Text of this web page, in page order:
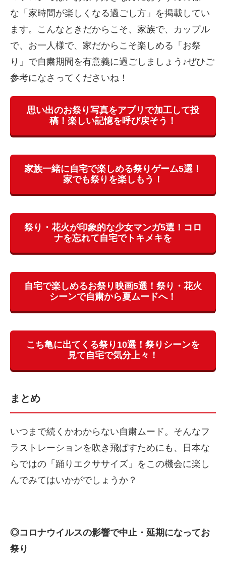
な「家時間が楽しくなる過ごし方」を掲載してい
ます。こんなときだからこそ、家族で、カップル
で、お一人様で、家だからこそ楽しめる「お祭
り」で自粛期間を有意義に過ごしましょう♪ぜひご
参考になさってくださいね！
思い出のお祭り写真をアプリで加工して投
稿！楽しい記憶を呼び戻そう！
家族一緒に自宅で楽しめる祭りゲーム5選！
家でも祭りを楽しもう！
祭り・花火が印象的な少女マンガ5選！コロ
ナを忘れて自宅でトキメキを
自宅で楽しめるお祭り映画5選！祭り・花火
シーンで自粛から夏ムードへ！
こち亀に出てくる祭り10選！祭りシーンを
見て自宅で気分上々！
まとめ
いつまで続くかわからない自粛ムード。そんなフ
ラストレーションを吹き飛ばすためにも、日本な
らではの「踊りエクササイズ」をこの機会に楽し
んでみてはいかがでしょうか？
◎コロナウイルスの影響で中止・延期になってお
祭り